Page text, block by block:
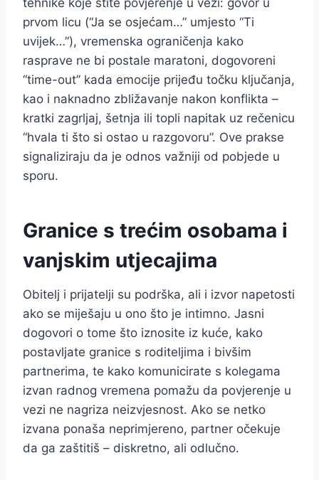
tehnike koje štite povjerenje u vezi: govor u
prvom licu (“Ja se osjećam…” umjesto “Ti
uvijek…”), vremenska ograničenja kako
rasprave ne bi postale maratoni, dogovoreni
“time-out” kada emocije prijeđu točku ključanja,
kao i naknadno zbližavanje nakon konflikta –
kratki zagrljaj, šetnja ili topli napitak uz rečenicu
“hvala ti što si ostao u razgovoru”. Ove prakse
signaliziraju da je odnos važniji od pobjede u
sporu.
Granice s trećim osobama i
vanjskim utjecajima
Obitelj i prijatelji su podrška, ali i izvor napetosti
ako se miješaju u ono što je intimno. Jasni
dogovori o tome što iznosite iz kuće, kako
postavljate granice s roditeljima i bivšim
partnerima, te kako komunicirate s kolegama
izvan radnog vremena pomažu da povjerenje u
vezi ne nagriza neizvjesnost. Ako se netko
izvana ponaša neprimjereno, partner očekuje
da ga zaštitiš – diskretno, ali odlučno.